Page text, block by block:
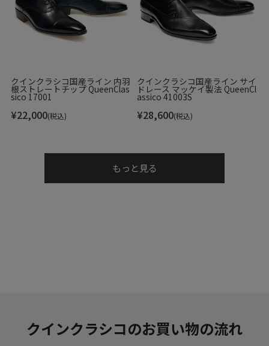
MAGNANNI / マグナーニ
Made in Spain / スペイン製
▼色
全体にツートンに仕上げた、今季マグナーニの代表モデル。
このグリスと言うカラーは多面性を持つ奥深い色。屋外では
クインクラシコ国産ライン 内羽
根ストレートチップ QueenClas
sico 17001
¥22,000(税込)
クインクラシコ国産ライン サイ
ドレース マッケイ製法 QueenCl
assico 41003S
¥28,600(税込)
もっと見る
クインクラシコのお買い物の流れ